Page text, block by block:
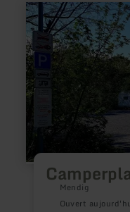
Mendig
Ouvert
en
savoir
plus
sur
:
Camperplaats
Mendig